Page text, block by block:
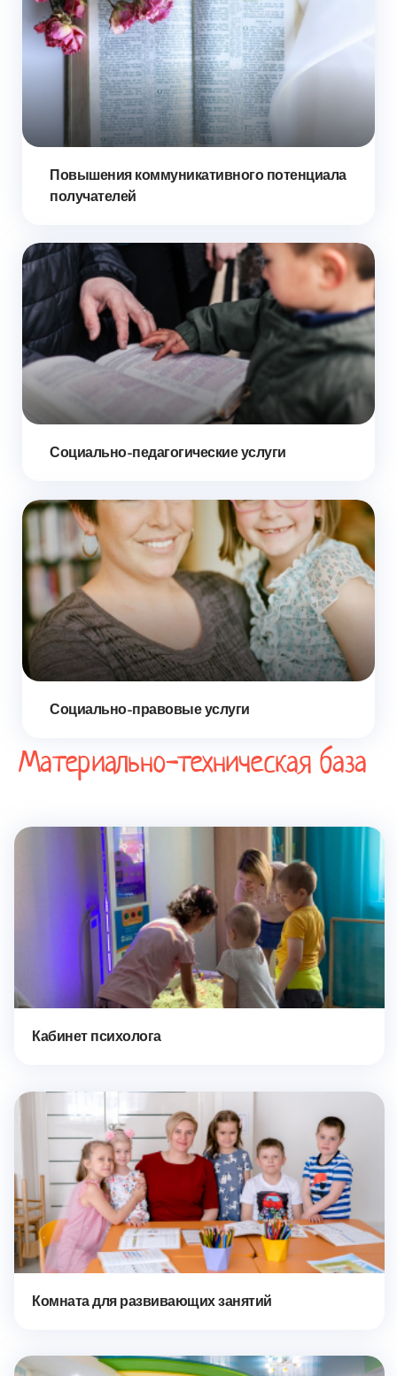
Повышения коммуникативного потенциала
получателей
Социально-педагогические услуги
Социально-правовые услуги
Материально-техническая база
Кабинет психолога
Комната для развивающих занятий